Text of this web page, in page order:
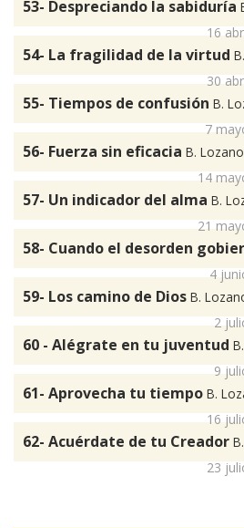
53- Despreciando la sabiduría
16
54- La fragilidad de la virtud
30
55- Tiempos de confusión B.
7
56- Fuerza sin eficacia B. Lozano
14
57- Un indicador del alma B.
21
58- Cuando el desorden
4
59- Los camino de Dios B.
2
60 - Alégrate en tu juventud
9
61- Aprovecha tu tiempo B.
16
62- Acuérdate de tu Creador
23